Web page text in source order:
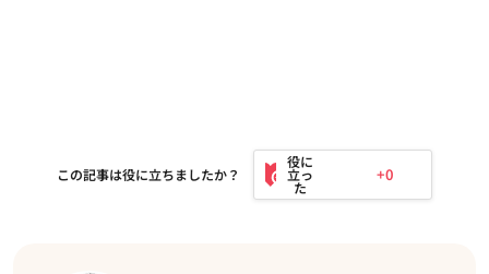
この記事は役に立ちましたか？ +0